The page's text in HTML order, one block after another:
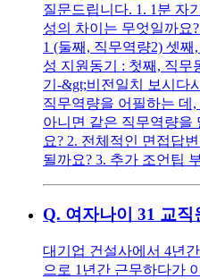
질문드립니다. 1. 1분 자
성의 차이는 무엇일까요
1 (둘째, 직무역량2) 셋
성 지원동기 : 첫째, 직무
기-&gt;비전일치 보시다
직무역량을 어필하는 데
아니면 같은 직무역량을
요? 2. 전체적인 면접답
될까요? 3. 추가 조언팁
Q. 여자나이 31 교직
대기업 건설사에서 4년
으로 1년간 근무하다가